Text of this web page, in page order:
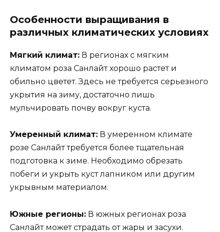
Особенности выращивания в
различных климатических условиях
Мягкий климат: В регионах с мягким
климатом роза Санлайт хорошо растет и
обильно цветет. Здесь не требуется серьезного
укрытия на зиму, достаточно лишь
мульчировать почву вокруг куста.
Умеренный климат: В умеренном климате
розе Санлайт требуется более тщательная
подготовка к зиме. Необходимо обрезать
побеги и укрыть куст лапником или другим
укрывным материалом.
Южные регионы: В южных регионах роза
Санлайт может страдать от жары и засухи.